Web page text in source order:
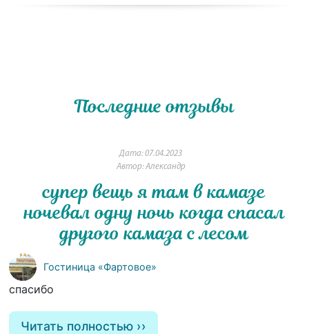
Последние отзывы
Дата: 07.04.2023
Автор: Александр
супер вещь я там в камазе
ночевал одну ночь когда спасал
другого камаза с лесом
Гостиница «Фартовое»
спасибо
Читать полностью